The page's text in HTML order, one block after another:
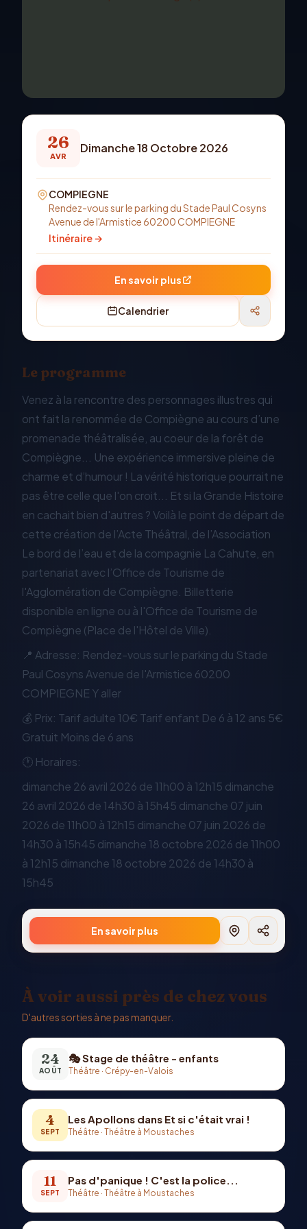
26
AVR
Dimanche 18 Octobre 2026
COMPIEGNE
Rendez-vous sur le parking du Stade Paul Cosyns
Avenue de l'Armistice 60200 COMPIEGNE
Itinéraire →
En savoir plus
Calendrier
Le programme
Venez à la rencontre des personnages illustres qui
ont fait la renommée de Compiègne au cours d’une
promenade théâtralisée, au coeur de la forêt de
Compiègne... Une expérience immersive pleine de
charme et d’humour ! La vérité historique pourrait ne
pas être celle que l'on croit... Et si la Grande Histoire
en cachait bien d'autres ? Voilà le point de départ de
cette création de l’Acte Théâtral, de l’Association
Le bord de l’eau et de la compagnie La Cahute, en
partenariat avec l’Office de Tourisme de
l'Agglomération de Compiègne. Billetterie
disponible en ligne ou à l'Office de Tourisme de
Compiègne (Place de l'Hôtel de Ville).
📍 Adresse: Rendez-vous sur le parking du Stade
Paul Cosyns Avenue de l'Armistice 60200
COMPIEGNE Y aller
💰 Prix: Tarif adulte 10€ Tarif enfant De 6 à 12 ans 5€
Gratuit Moins de 6 ans
🕐 Horaires:
dimanche 26 avril 2026 de 11h00 à 12h15 dimanche
26 avril 2026 de 14h30 à 15h45 dimanche 07 juin
2026 de 11h00 à 12h15 dimanche 07 juin 2026 de
14h30 à 15h45 dimanche 18 octobre 2026 de 11h00
à 12h15 dimanche 18 octobre 2026 de 14h30 à
15h45
En savoir plus
À voir aussi près de chez vous
D'autres sorties à ne pas manquer.
24
AOÛT
🎭 Stage de théâtre - enfants
Théâtre · Crépy-en-Valois
4
SEPT
Les Apollons dans Et si c'était vrai !
Théâtre · Théâtre à Moustaches
11
SEPT
Pas d'panique ! C'est la police...
Théâtre · Théâtre à Moustaches